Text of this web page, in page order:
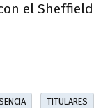
el Sheffield
TITULARES